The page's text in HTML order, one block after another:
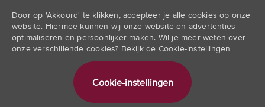
Door op 'Akkoord' te klikken, accepteer je alle cookies op onze
website. Hiermee kunnen wij onze website en advertenties
optimaliseren en persoonlijker maken. Wil je meer weten over
onze verschillende cookies? Bekijk de Cookie-instellingen
Cookie-instellingen